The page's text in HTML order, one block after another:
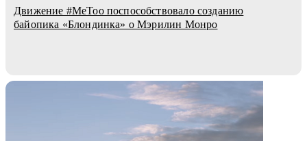
Движение #MeToo поспособствовало созданию
байопика «Блондинка» о Мэрилин Монро